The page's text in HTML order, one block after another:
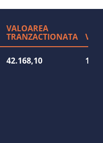
VALOAREA
TRANZACTIONATA
42.168,10